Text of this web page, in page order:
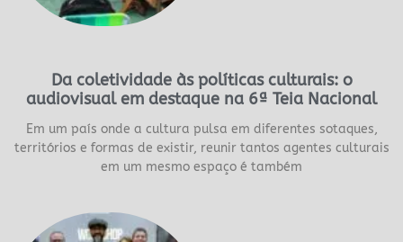
Da coletividade às políticas culturais: o
audiovisual em destaque na 6ª Teia Nacional
Em um país onde a cultura pulsa em diferentes sotaques,
territórios e formas de existir, reunir tantos agentes culturais
em um mesmo espaço é também